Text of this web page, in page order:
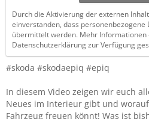
Durch die Aktivierung der externen
einverstanden, dass
übermittelt werden. Mehr
Datenschutzerklärung zur Verfügung
#skoda #skodaepiq #epiq
In diesem Video zeigen wir euch
Neues im Interieur gibt und
Fahrzeug freuen könnt! Was ist